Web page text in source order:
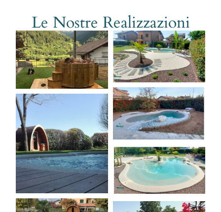
Le Nostre Realizzazioni